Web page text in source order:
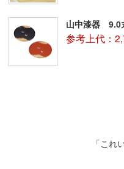
山中漆器
参考上代：
「これ